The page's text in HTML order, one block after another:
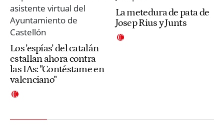
Los 'espías' del catalán
estallan ahora contra
las IAs: "Contéstame en
valenciano"
La metedura de pata de
Josep Rius y Junts